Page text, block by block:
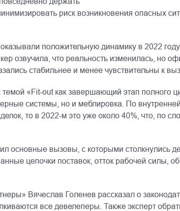
риск возникновения опасных
положительную динамику в 2022
озвучила, что реальность изменилась, но
стабильнее и менее чувствительны к
«Fit-out как завершающий этап полного
системы, но и меблировка. По
то в 2022-м это уже около 40%, что, по
вызовы, с которыми столкнулись
цепочки поставок, отток рабочей
Вячеслав Голенев рассказал о
все девелеперы. Также эксперт